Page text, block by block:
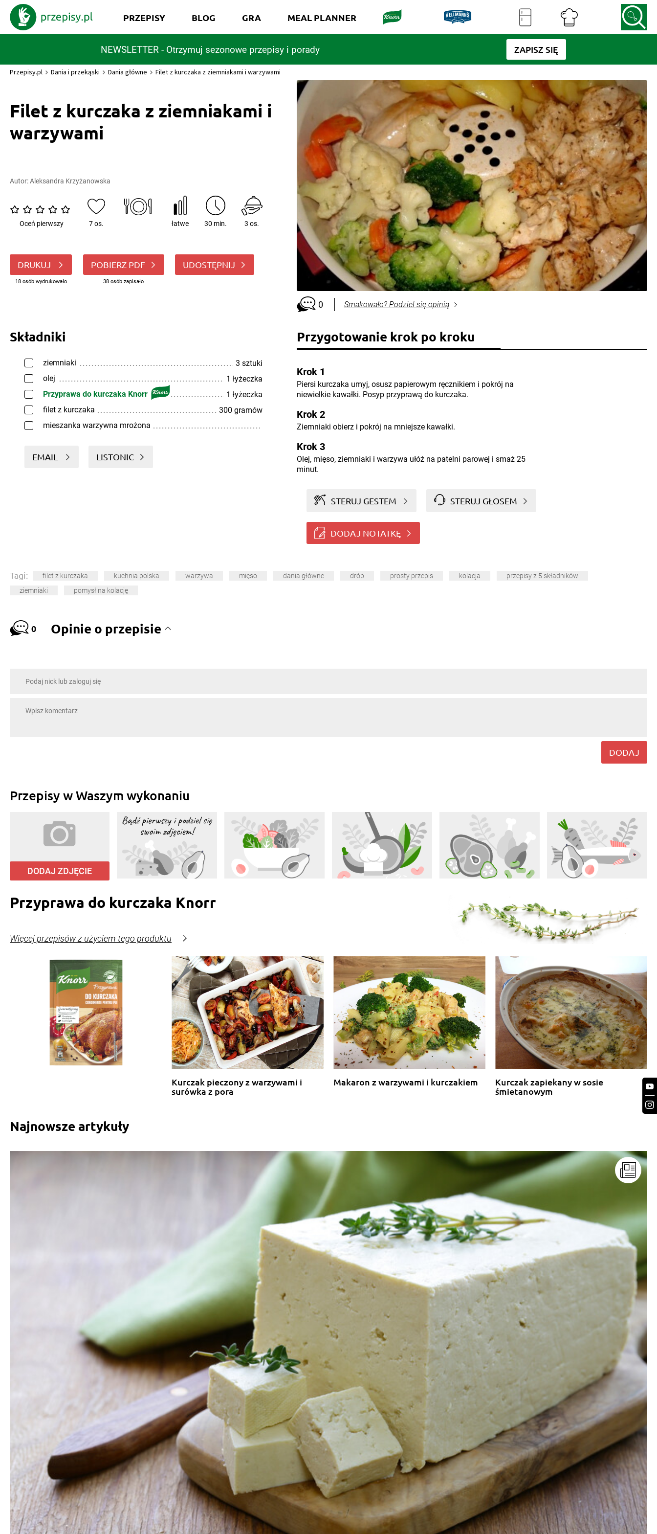
NEWSLETTER - Otrzymuj sezonowe przepisy i porady ZAPISZ SIĘ
PRZEPISY BLOG GRA MEAL PLANNER
Przepisy.pl Dania i przekąski Dania główne Filet z kurczaka z ziemniakami i warzywami
Filet z kurczaka z ziemniakami i
warzywami
Autor:Aleksandra Krzyżanowska
Oceń pierwszy 7 os. łatwe 30 min. 3 os.
DRUKUJ
18 osób wydrukowało
POBIERZ PDF
38 osób zapisało
UDOSTĘPNIJ
0 Smakowało? Podziel się opinią
Składniki
ziemniaki
3 sztuki
olej
1 łyżeczka
Przyprawa do kurczaka Knorr
1 łyżeczka
filet z kurczaka
300 gramów
mieszanka warzywna mrożona
EMAIL LISTONIC
Przygotowanie krok po kroku
Krok 1
Piersi kurczaka umyj, osusz papierowym ręcznikiem i pokrój na
niewielkie kawałki. Posyp przyprawą do kurczaka.
Krok 2
Ziemniaki obierz i pokrój na mniejsze kawałki.
Krok 3
Olej, mięso, ziemniaki i warzywa ułóż na patelni parowej i smaż 25
minut.
STERUJ GESTEM STERUJ GŁOSEM
DODAJ NOTATKĘ
Tagi: filet z kurczaka kuchnia polska warzywa mięso dania główne drób prosty przepis kolacja
przepisy z 5 składników
ziemniaki
pomysł na kolację
0 Opinie o przepisie
DODAJ
Przepisy w Waszym wykonaniu
DODAJ ZDJĘCIE
Przyprawa do kurczaka Knorr
Więcej przepisów z użyciem tego produktu
Kurczak pieczony z warzywami i
surówka z pora
Makaron z warzywami i kurczakiem
Kurczak zapiekany w sosie
śmietanowym
Najnowsze artykuły